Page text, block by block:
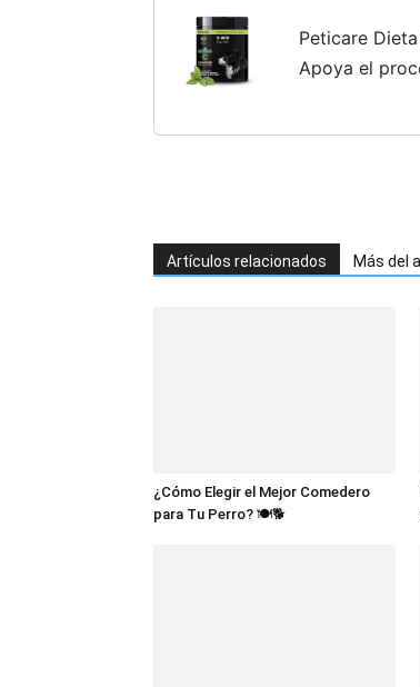
Peticare
Apoya el
Artículos relacionados Más del
¿Cómo Elegir el Mejor Comedero
para Tu Perro? 🍽️🐕